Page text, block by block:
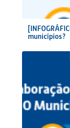
municípios?